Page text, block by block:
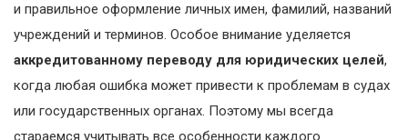
и правильное оформление личных имен, фамилий, названий
учреждений и терминов. Особое внимание уделяется
аккредитованному переводу для юридических целей,
когда любая ошибка может привести к проблемам в судах
или государственных органах. Поэтому мы всегда
стараемся учитывать все особенности каждого